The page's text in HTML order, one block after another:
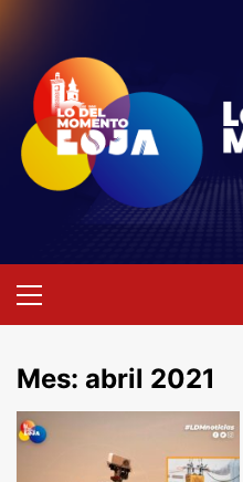
contenido
primario
Mes: abril 2021